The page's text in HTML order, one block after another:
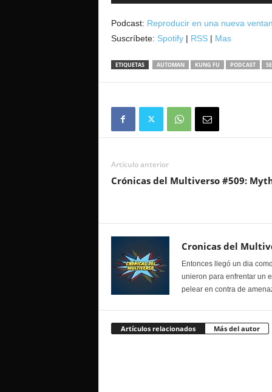
Podcast: Reproducir en una nueva
Suscríbete: Spotify| RSS| Mas
ETIQUETAS AUTOMAN KUNG FU PODCAST
Artículo anterior
Crónicas del Multiverso #509:
Cronicas del
Entonces llegó un dia
unieron para enfrentar un
pelear en contra de
Artículos relacionados Más del autor